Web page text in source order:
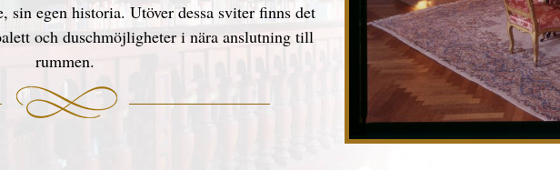
sin egen historia. Utöver dessa sviter finns det
och duschmöjligheter i nära anslutning till
rummen.